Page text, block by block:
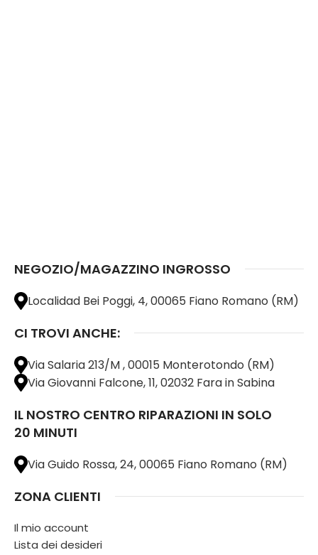
NEGOZIO/MAGAZZINO INGROSSO
Localidad Bei Poggi, 4, 00065 Fiano Romano (RM)
CI TROVI ANCHE:
Via Salaria 213/M , 00015 Monterotondo (RM)
Via Giovanni Falcone, 11, 02032 Fara in Sabina
IL NOSTRO CENTRO RIPARAZIONI IN SOLO
20 MINUTI
Via Guido Rossa, 24, 00065 Fiano Romano (RM)
ZONA CLIENTI
Il mio account
Lista dei desideri